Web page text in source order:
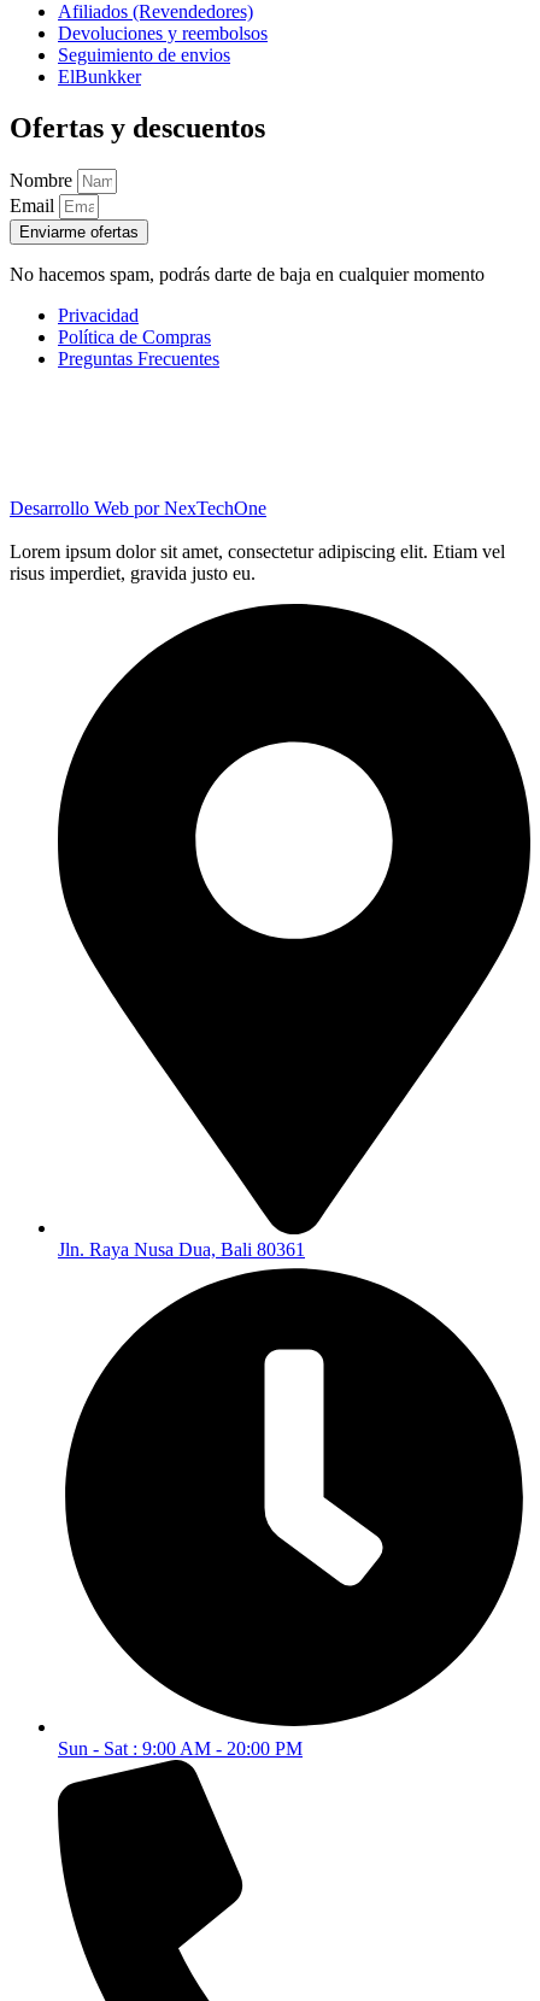
Afiliados (Revendedores)
Devoluciones y reembolsos
Seguimiento de envios
ElBunkker
Ofertas y descuentos
Nombre
Email
Enviarme ofertas
No hacemos spam, podrás darte de baja en cualquier momento
Privacidad
Política de Compras
Preguntas Frecuentes
Desarrollo Web porNexTechOne
Lorem ipsum dolor sit amet, consectetur adipiscing elit. Etiam vel
risus imperdiet, gravida justo eu.
Jln. Raya Nusa Dua, Bali 80361
Sun - Sat : 9:00 AM - 20:00 PM